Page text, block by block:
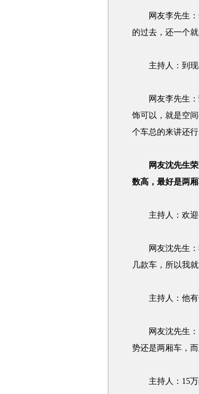
网友李先生：
的过去，还一个
主持人：到现
网友李先生：
饰可以，就是空
个车总的来讲还行
网友沈先生
数高，最好是两
主持人：欢迎
网友沈先生：
几款车，所以我
主持人：他有
网友沈先生：
势还是两厢车，
主持人：15万